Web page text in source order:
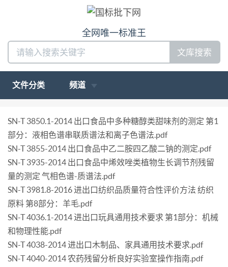
全网唯一标准王
文库搜索
文件分类 频道
SN-T 3850.1-2014 出口食品中多种糖醇类甜味剂的测定 第1
部分：液相色谱串联质谱法和离子色谱法.pdf
SN-T 3855-2014 出口食品中乙二胺四乙酸二钠的测定.pdf
SN-T 3935-2014 出口食品中烯效唑类植物生长调节剂残留
量的测定 气相色谱-质谱法.pdf
SN-T 3981.8-2016 进出口纺织品质量符合性评价方法 纺织
原料 第8部分：羊毛.pdf
SN-T 4036.1-2014 进出口玩具通用技术要求 第1部分：机械
和物理性能.pdf
SN-T 4038-2014 进出口木制品、家具通用技术要求.pdf
SN-T 4040-2014 农药残留分析良好实验室操作指南.pdf